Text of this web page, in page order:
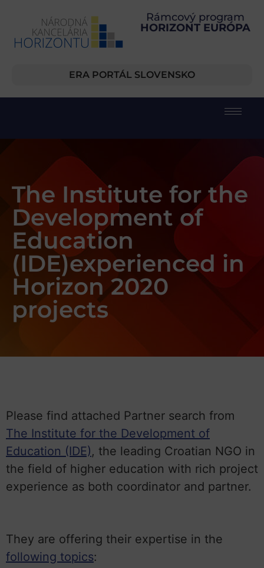
Rámcový program
HORIZONT EURÓPA
ERA PORTÁL SLOVENSKO
The Institute for the
Development of
Education
(IDE)experienced in
Horizon 2020
projects
Please find attached Partner search from
The Institute for the Development of
Education (IDE), the leading Croatian NGO in
the field of higher education with rich project
experience as both coordinator and partner.
They are offering their expertise in the
following topics: